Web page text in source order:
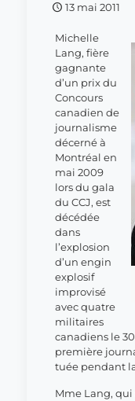
13 mai 2011
Michelle
Lang, fière
gagnante
d’un prix du
Concours
canadien de
journalisme
décerné à
Montréal en
mai 2009
lors du gala
du CCJ, est
décédée
dans
l’explosion
d’un engin
explosif
improvisé
avec quatre
militaires
canadiens le
première
tuée pendant
Mme Lang, qui